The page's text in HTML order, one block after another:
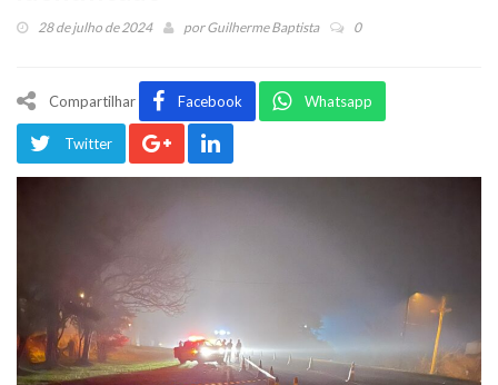
28 de julho de 2024 porGuilherme Baptista 0
Compartilhar Facebook Whatsapp
Twitter